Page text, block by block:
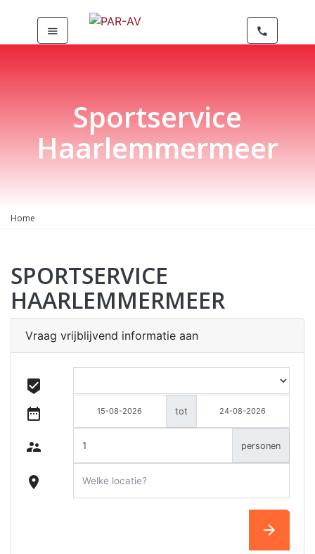
menu call
Sportservice
Haarlemmermeer
Home
SPORTSERVICE
HAARLEMMERMEER
Vraag vrijblijvend informatie aan
beenhere
date_range
tot
supervisor_account personen
location_on
arrow_forward